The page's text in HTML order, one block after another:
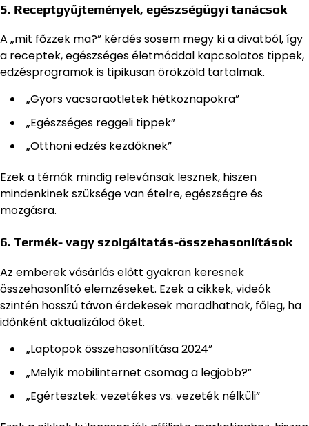
5. Receptgyűjtemények, egészségügyi tanácsok
A „mit főzzek ma?” kérdés sosem megy ki a divatból, így
a receptek, egészséges életmóddal kapcsolatos tippek,
edzésprogramok is tipikusan örökzöld tartalmak.
„Gyors vacsoraötletek hétköznapokra”
„Egészséges reggeli tippek”
„Otthoni edzés kezdőknek”
Ezek a témák mindig relevánsak lesznek, hiszen
mindenkinek szüksége van ételre, egészségre és
mozgásra.
6. Termék- vagy szolgáltatás-összehasonlítások
Az emberek vásárlás előtt gyakran keresnek
összehasonlító elemzéseket. Ezek a cikkek, videók
szintén hosszú távon érdekesek maradhatnak, főleg, ha
időnként aktualizálod őket.
„Laptopok összehasonlítása 2024”
„Melyik mobilinternet csomag a legjobb?”
„Egértesztek: vezetékes vs. vezeték nélküli”